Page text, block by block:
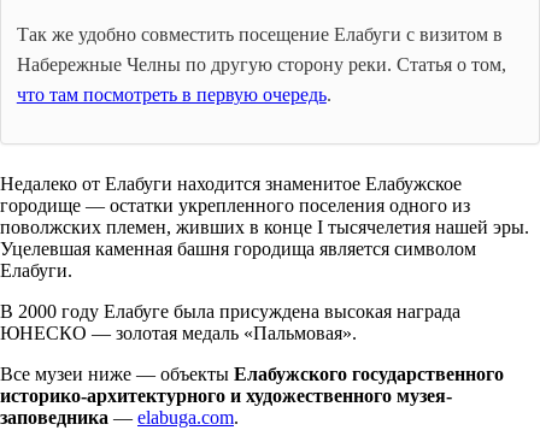
Так же удобно совместить посещение Елабуги с визитом в
Набережные Челны по другую сторону реки. Статья о том,
что там посмотреть в первую очередь.
Недалеко от Елабуги находится знаменитое Елабужское
городище — остатки укрепленного поселения одного из
поволжских племен, живших в конце I тысячелетия нашей эры.
Уцелевшая каменная башня городища является символом
Елабуги.
В 2000 году Елабуге была присуждена высокая награда
ЮНЕСКО — золотая медаль «Пальмовая».
Все музеи ниже — объекты Елабужского государственного
историко-архитектурного и художественного музея-
заповедника — elabuga.com.